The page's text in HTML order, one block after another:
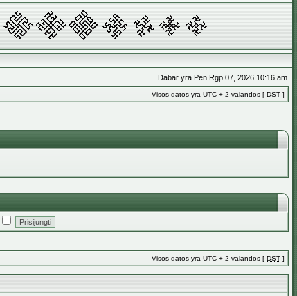
Dabar yra Pen Rgp 07, 2026 10:16 am
Visos datos yra UTC + 2 valandos [ DST ]
Visos datos yra UTC + 2 valandos [ DST ]